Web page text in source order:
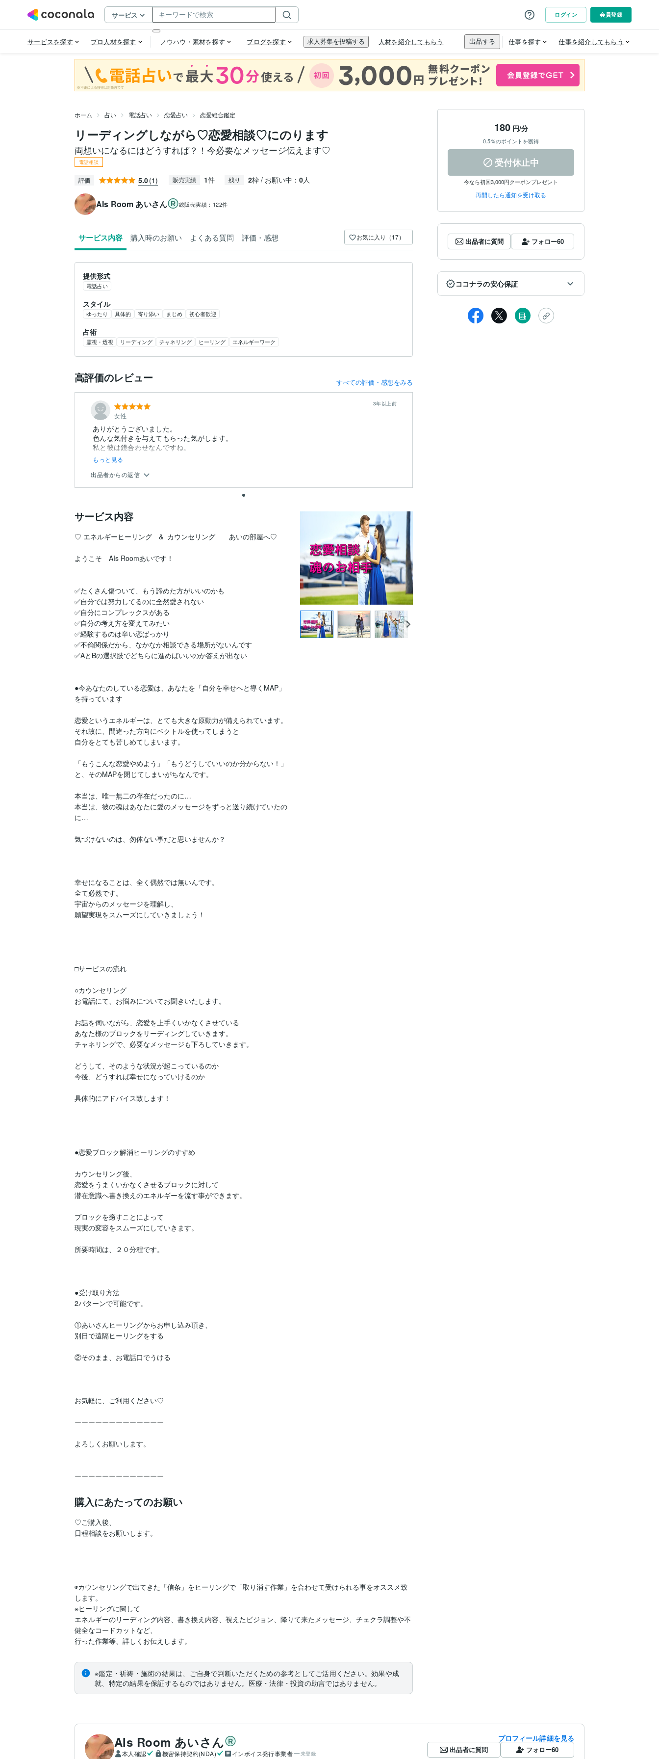
ホーム 占い 電話占い 恋愛占い 恋愛総合鑑定
リーディングしながら♡恋愛相談♡にのります
両想いになるにはどうすれば？！今必要なメッセージ伝えます♡
電話相談
評価 5.0(1) 販売実績 1件 残り 2枠 / お願い中： 0人
AIs Room あいさん 総販売実績： 122件
サービス内容 購入時のお願い よくある質問 評価・感想 お気に入り（17）
提供形式
電話占い
スタイル
ゆったり 具体的 寄り添い まじめ 初心者歓迎
占術
霊視・透視 リーディング チャネリング ヒーリング エネルギーワーク
高評価のレビュー すべての評価・感想をみる
女性
3年以上前
ありがとうございました。
色んな気付きを与えてもらった気がします。
私と彼は鏡合わせなんですね。
もっと見る
出品者からの返信
サービス内容
♡ エネルギーヒーリング　&  カウンセリング　　あいの部屋へ♡
ようこそ　AIs Roomあいです！
✅たくさん傷ついて、もう諦めた方がいいのかも
✅自分では努力してるのに全然愛されない
✅自分にコンプレックスがある
✅自分の考え方を変えてみたい
✅経験するのは辛い恋ばっかり
✅不倫関係だから、なかなか相談できる場所がないんです
✅AとBの選択肢でどちらに進めばいいのか答えが出ない
●今あなたのしている恋愛は、あなたを「自分を幸せへと導くMAP」
を持っています
恋愛というエネルギーは、とても大きな原動力が備えられています。
それ故に、間違った方向にベクトルを使ってしまうと
自分をとても苦しめてしまいます。
「もうこんな恋愛やめよう」「もうどうしていいのか分からない！」
と、そのMAPを閉じてしまいがちなんです。
本当は、唯一無二の存在だったのに…
本当は、彼の魂はあなたに愛のメッセージをずっと送り続けていたの
に…
気づけないのは、勿体ない事だと思いませんか？
幸せになることは、全く偶然では無いんです。
全て必然です。
宇宙からのメッセージを理解し、
願望実現をスムーズにしていきましょう！
□サービスの流れ
○カウンセリング
お電話にて、お悩みについてお聞きいたします。
お話を伺いながら、恋愛を上手くいかなくさせている
あなた様のブロックをリーディングしていきます。
チャネリングで、必要なメッセージも下ろしていきます。
どうして、そのような状況が起こっているのか
今後、どうすれば幸せになっていけるのか
具体的にアドバイス致します！
●恋愛ブロック解消ヒーリングのすすめ
カウンセリング後、
恋愛をうまくいかなくさせるブロックに対して
潜在意識へ書き換えのエネルギーを流す事ができます。
ブロックを癒すことによって
現実の変容をスムーズにしていきます。
所要時間は、２０分程です。
●受け取り方法
2パターンで可能です。
①あいさんヒーリングからお申し込み頂き、
別日で遠隔ヒーリングをする
②そのまま、お電話口でうける
お気軽に、ご利用ください♡
ーーーーーーーーーーーーー
よろしくお願いします。
ーーーーーーーーーーーーー
購入にあたってのお願い
♡ご購入後、
日程相談をお願いします。
◉カウンセリングで出てきた「信条」をヒーリングで「取り消す作業」を合わせて受けられる事をオススメ致
します。
※ヒーリングに関して
エネルギーのリーディング内容、書き換え内容、視えたビジョン、降りて来たメッセージ、チェクラ調整や不
健全なコードカットなど、
行った作業等、詳しくお伝えします。
※鑑定・祈祷・施術の結果は、ご自身で判断いただくための参考としてご活用ください。効果や成
就、特定の結果を保証するものではありません。医療・法律・投資の助言ではありません。
180円/分
0.5％のポイントを獲得
受付休止中
今なら初回3,000円クーポンプレゼント
再開したら通知を受け取る
出品者に質問 フォロー60
ココナラの安心保証
AIs Room あいさん
本人確認 機密保持契約(NDA) インボイス発行事業者 未登録
プロフィール詳細を見る
出品者に質問 フォロー60